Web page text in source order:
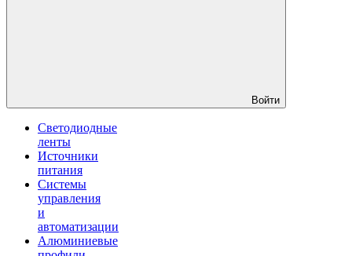
Войти
Светодиодные
ленты
Источники
питания
Системы
управления
и
автоматизации
Алюминиевые